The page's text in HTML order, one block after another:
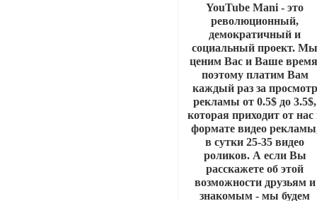
YouTube Mani - это
революционный,
демократичный и
социальный проект.
ценим Вас и Ваше
поэтому платим Вам
каждый раз за просмотр
рекламы от 0.5$ до 3.5$,
которая приходит от нас
формате видео
в сутки 25-35 видео
роликов. А если Вы
расскажете об этой
возможности друзьям и
знакомым - мы будем